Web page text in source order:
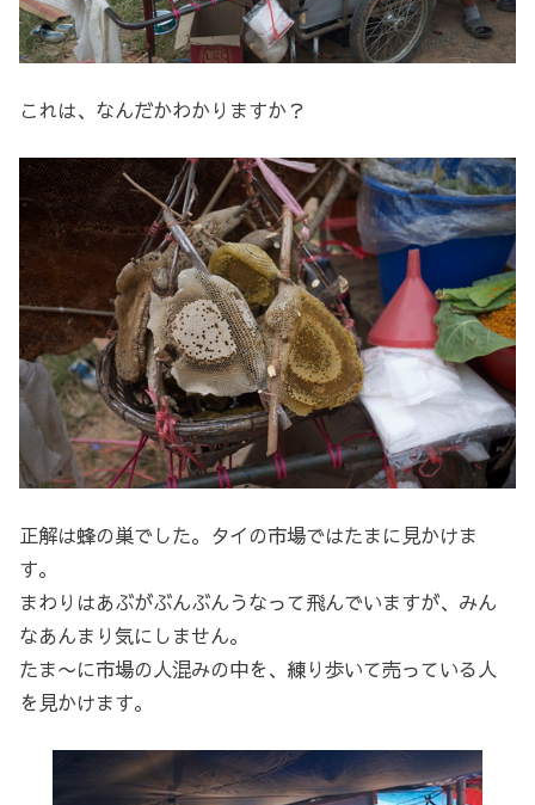
これは、なんだかわかりますか？
正解は蜂の巣でした。タイの市場ではたまに見かけま
す。
まわりはあぶがぶんぶんうなって飛んでいますが、みん
なあんまり気にしません。
たま〜に市場の人混みの中を、練り歩いて売っている人
を見かけます。